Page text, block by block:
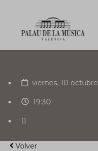
viernes, 10 octubre
19:30
Volver